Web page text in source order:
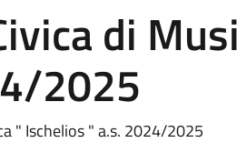
di
2025
" Ischelios " a.s. 2024/2025